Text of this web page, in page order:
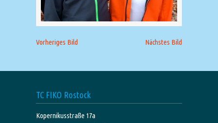
Vorheriges Bild Nächstes Bild
TC FIKO Rostock
Kopernikusstraße 17a